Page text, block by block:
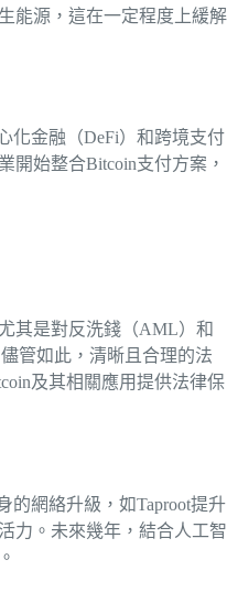
能源，這在一定程度上緩解
化金融（DeFi）和跨境支付
開始整合Bitcoin支付方案，
其是對反洗錢（AML）和
管如此，清晰且合理的法
及其相關應用提供法律保
的網絡升級，如Taproot提升
力。未來幾年，結合人工智